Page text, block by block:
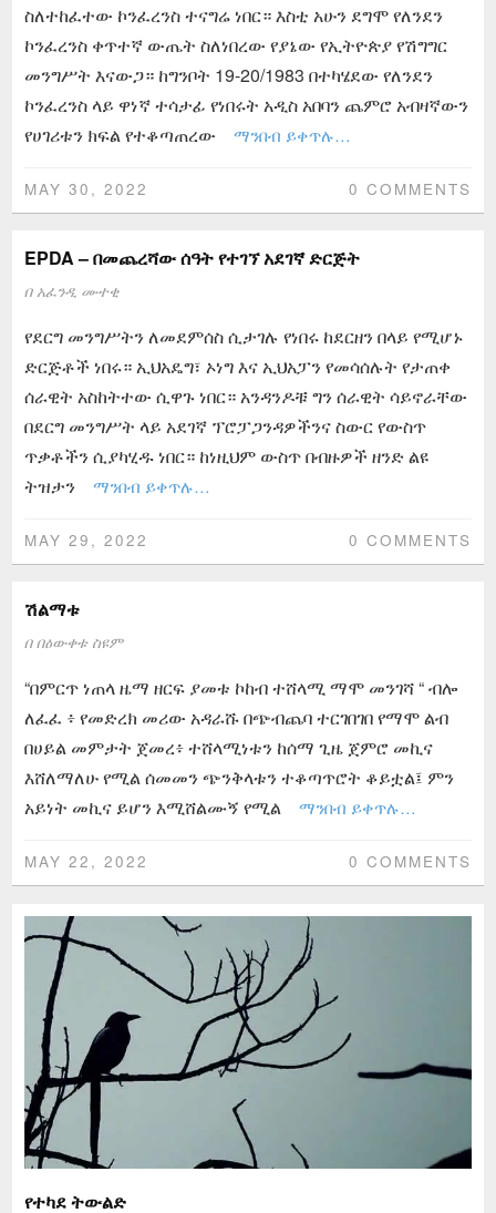
ስለተከፈተው ኮንፈረንስ ተናግሬ ነበር። እስቲ አሁን ደግሞ የለንደን
ኮንፈረንስ ቀጥተኛ ውጤት ስለነበረው የያኔው የኢትዮጵያ የሽግግር
መንግሥት እናውጋ። ከግንቦት 19-20/1983 በተካሄደው የለንደን
ኮንፈረንስ ላይ ዋነኛ ተሳታፊ የነበሩት አዲስ አበባን ጨምሮ አብዛኛውን
የሀገሪቱን ክፍል የተቆጣጠረው
ማንበብ ይቀጥሉ…
MAY 30, 2022 0 COMMENTS
EPDA – በመጨረሻው ሰዓት የተገኘ አደገኛ ድርጅት
በ አፈንዲ ሙተቂ
የደርግ መንግሥትን ለመደምሰስ ሲታገሉ የነበሩ ከደርዘን በላይ የሚሆኑ
ድርጅቶች ነበሩ። ኢህአዴግ፣ ኦነግ እና ኢህአፓን የመሳሰሉት የታጠቀ
ሰራዊት አስከትተው ሲዋጉ ነበር። አንዳንዶቹ ግን ሰራዊት ሳይኖራቸው
በደርግ መንግሥት ላይ አደገኛ ፕሮፓጋንዳዎችንና ስውር የውስጥ
ጥቃቶችን ሲያካሂዱ ነበር። ከነዚህም ውስጥ በብዙዎች ዘንድ ልዩ
ትዝታን
ማንበብ ይቀጥሉ…
MAY 29, 2022 0 COMMENTS
ሽልማቱ
በበዕውቀቱ ስዩም
“በምርጥ ነጠላ ዜማ ዘርፍ ያመቱ ኮከብ ተሸላሚ ማሞ መንገሻ “ ብሎ
ለፈፈ ፥ የመድረክ መሪው አዳራሹ በጭብጨባ ተርገበገበ የማሞ ልብ
በሀይል መምታት ጀመረ፥ ተሸላሚነቱን ከሰማ ጊዜ ጀምሮ መኪና
እሸለማለሁ የሚል ሰመመን ጭንቅላቱን ተቆጣጥሮት ቆይቷል፤ ምን
አይነት መኪና ይሆን እሚሸልሙኝ የሚል
ማንበብ ይቀጥሉ…
MAY 22, 2022 0 COMMENTS
የተካደ ትውልድ